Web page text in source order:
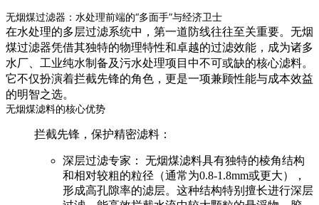
无烟煤过滤器：水处理前端的“多面手”与经济卫士
在水处理的多层过滤系统中，第一道防线往往至关重要。 无烟
煤过滤器凭借其独特的物理特性和卓越的过滤效能，成为诸多
水厂、工业纯水制备及污水处理项目中不可或缺的核心滤料。
它不仅扮演着拦截先锋的角色，更是一项兼顾性能与成本效益
的明智之选。
无烟煤滤料的核心优势
拦截先锋，保护精密滤料：
深层过滤专家：
无烟煤滤料具有独特的棱角结构
和相对较粗的粒径（通常为0.8-1.8mm或更大），
形成高孔隙率的滤层。这种结构特别擅长进行深层